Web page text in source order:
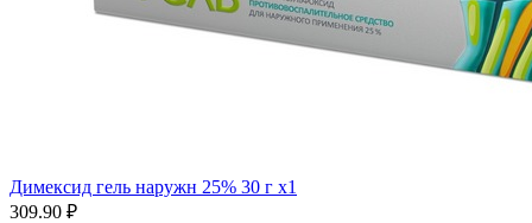
Димексид гель наружн 25% 30 г x1
309.90 ₽